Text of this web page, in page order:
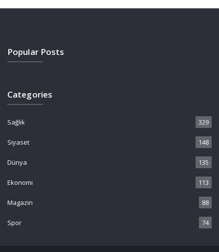
Popular Posts
Categories
Sağlık 329
Siyaset 148
Dünya 135
Ekonomi 113
Magazin 88
Spor 74